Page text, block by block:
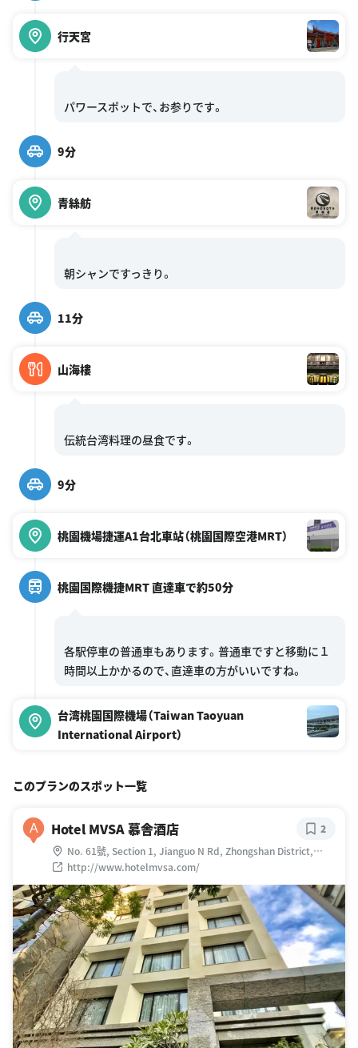
行天宮
9分
青絲舫
11分
山海樓
9分
桃園機場捷運A1台北車站（桃園国際空港MRT）
桃園国際機捷MRT 直達車で約50分
各駅停車の普通車もあります。普通車ですと移動に１
台湾桃園国際機場（Taiwan Taoyuan
International Airport）
このプランのスポット一覧
A Hotel MVSA 慕舎酒店
No. 61號, Section 1, Jianguo N Rd, Zhongshan District,
Taipei City, 台湾 104
http://www.hotelmvsa.com/
2